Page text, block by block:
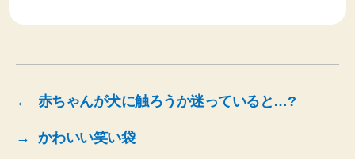
← 赤ちゃんが犬に触ろうか迷っていると…?
→ かわいい笑い袋